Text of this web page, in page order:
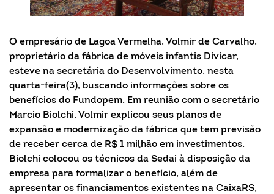
O empresário de Lagoa Vermelha, Volmir de Carvalho,
proprietário da fábrica de móveis infantis Divicar,
esteve na secretária do Desenvolvimento, nesta
quarta-feira(3), buscando informações sobre os
benefícios do Fundopem. Em reunião com o secretário
Marcio Biolchi, Volmir explicou seus planos de
expansão e modernização da fábrica que tem previsão
de receber cerca de R$ 1 milhão em investimentos.
Biolchi colocou os técnicos da Sedai à disposição da
empresa para formalizar o benefício, além de
apresentar os financiamentos existentes na CaixaRS,